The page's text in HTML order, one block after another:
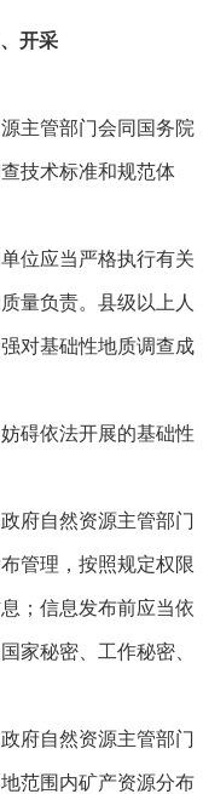
开采
主管部门会同国务院
技术标准和规范体
位应当严格执行有关
量负责。县级以上人
对基础性地质调查成
碍依法开展的基础性
府自然资源主管部门
管理，按照规定权限
；信息发布前应当依
家秘密、工作秘密、
府自然资源主管部门
范围内矿产资源分布